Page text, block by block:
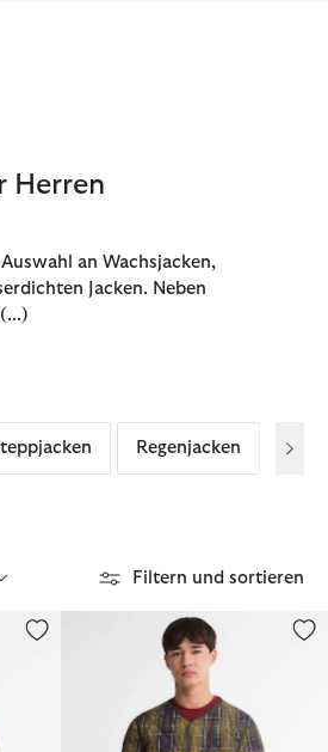
Barrierefreiheitserklärung
Herren
an Wachsjacken,
Jacken. Neben
(...)
Regenjacken
Filtern und sortieren